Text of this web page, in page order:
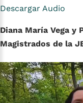
Descargar Audio
Diana María Vega y
Magistrados de la